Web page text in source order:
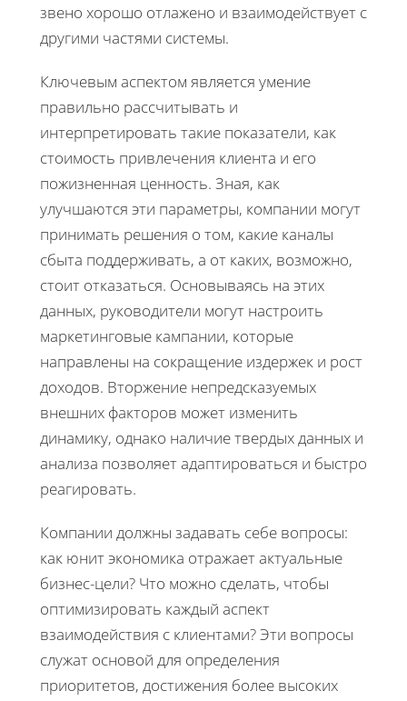
звено хорошо отлажено и взаимодействует с
другими частями системы.
Ключевым аспектом является умение
правильно рассчитывать и
интерпретировать такие показатели, как
стоимость привлечения клиента и его
пожизненная ценность. Зная, как
улучшаются эти параметры, компании могут
принимать решения о том, какие каналы
сбыта поддерживать, а от каких, возможно,
стоит отказаться. Основываясь на этих
данных, руководители могут настроить
маркетинговые кампании, которые
направлены на сокращение издержек и рост
доходов. Вторжение непредсказуемых
внешних факторов может изменить
динамику, однако наличие твердых данных и
анализа позволяет адаптироваться и быстро
реагировать.
Компании должны задавать себе вопросы:
как юнит экономика отражает актуальные
бизнес-цели? Что можно сделать, чтобы
оптимизировать каждый аспект
взаимодействия с клиентами? Эти вопросы
служат основой для определения
приоритетов, достижения более высоких